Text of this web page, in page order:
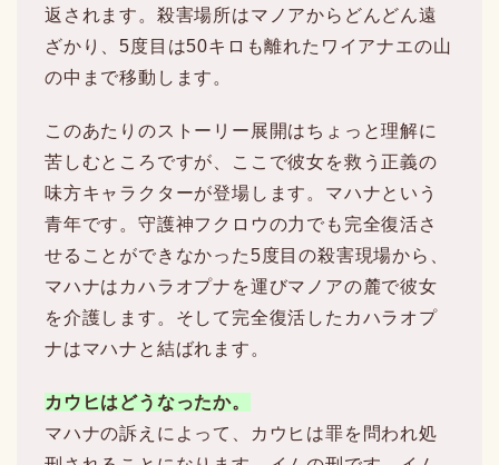
返されます。殺害場所はマノアからどんどん遠
ざかり、5度目は50キロも離れたワイアナエの山
の中まで移動します。
このあたりのストーリー展開はちょっと理解に
苦しむところですが、ここで彼女を救う正義の
味方キャラクターが登場します。マハナという
青年です。守護神フクロウの力でも完全復活さ
せることができなかった5度目の殺害現場から、
マハナはカハラオプナを運びマノアの麓で彼女
を介護します。そして完全復活したカハラオプ
ナはマハナと結ばれます。
カウヒはどうなったか。
マハナの訴えによって、カウヒは罪を問われ処